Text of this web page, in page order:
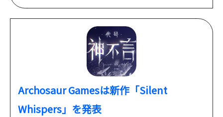
Archosaur Gamesは新作「Silent
Whispers」を発表